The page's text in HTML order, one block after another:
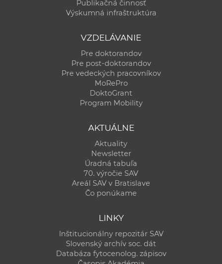
Publikačná činnosť
Výskumná infraštruktúra
VZDELÁVANIE
Pre doktorandov
Pre post-doktorandov
Pre vedeckých pracovníkov
MoRePro
DoktoGrant
Program Mobility
AKTUÁLNE
Aktuality
Newsletter
Úradná tabuľa
70. výročie SAV
Areál SAV v Bratislave
Čo ponúkame
LINKY
Inštitucionálny repozitár SAV
Slovenský archív soc. dát
Databáza fytocenolog. zápisov